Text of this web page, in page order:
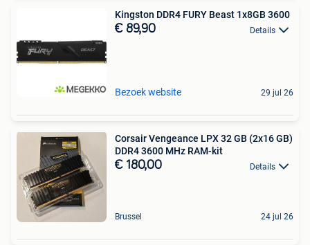
Kingston DDR4 FURY Beast 1x8GB 3600
€ 89,90 Details
Bezoek website 29 jul 26
Corsair Vengeance LPX 32 GB (2x16 GB)
DDR4 3600 MHz RAM-kit
€ 180,00 Details
Brussel 24 jul 26